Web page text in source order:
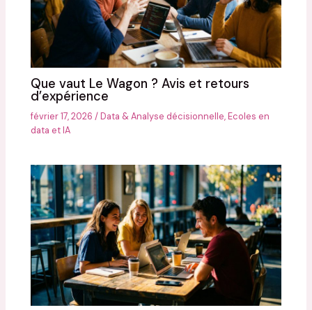
Que vaut Le Wagon ? Avis et retours
d’expérience
février 17, 2026/Data & Analyse décisionnelle,Ecoles en
data et IA